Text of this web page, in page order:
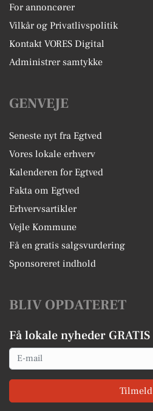
For annoncører
Vilkår og Privatlivspolitik
Kontakt VORES Digital
Administrer samtykke
GENVEJE
Seneste nyt fra Egtved
Vores lokale erhverv
Kalenderen for Egtved
Fakta om Egtved
Erhvervsartikler
Vejle Kommune
Få en gratis salgsvurdering
Sponsoreret indhold
BLIV OPDATERET
Få lokale nyheder GRATIS
Email
Tilmeld